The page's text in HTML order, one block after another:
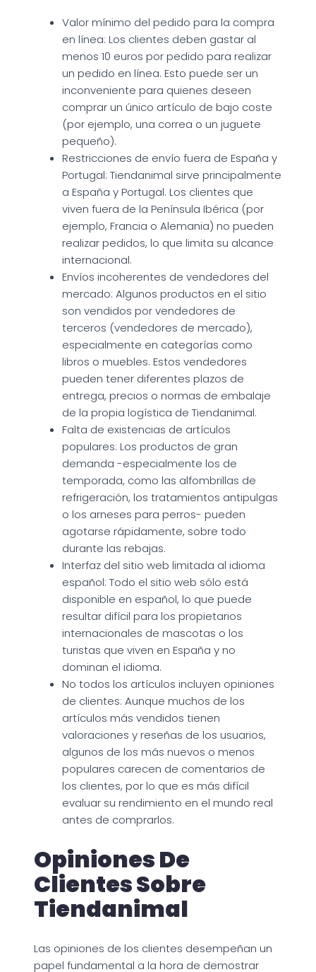
Valor mínimo del pedido para la compra
en línea: Los clientes deben gastar al
menos 10 euros por pedido para realizar
un pedido en línea. Esto puede ser un
inconveniente para quienes deseen
comprar un único artículo de bajo coste
(por ejemplo, una correa o un juguete
pequeño).
Restricciones de envío fuera de España y
Portugal: Tiendanimal sirve principalmente
a España y Portugal. Los clientes que
viven fuera de la Península Ibérica (por
ejemplo, Francia o Alemania) no pueden
realizar pedidos, lo que limita su alcance
internacional.
Envíos incoherentes de vendedores del
mercado: Algunos productos en el sitio
son vendidos por vendedores de
terceros (vendedores de mercado),
especialmente en categorías como
libros o muebles. Estos vendedores
pueden tener diferentes plazos de
entrega, precios o normas de embalaje
de la propia logística de Tiendanimal.
Falta de existencias de artículos
populares: Los productos de gran
demanda -especialmente los de
temporada, como las alfombrillas de
refrigeración, los tratamientos antipulgas
o los arneses para perros- pueden
agotarse rápidamente, sobre todo
durante las rebajas.
Interfaz del sitio web limitada al idioma
español: Todo el sitio web sólo está
disponible en español, lo que puede
resultar difícil para los propietarios
internacionales de mascotas o los
turistas que viven en España y no
dominan el idioma.
No todos los artículos incluyen opiniones
de clientes: Aunque muchos de los
artículos más vendidos tienen
valoraciones y reseñas de los usuarios,
algunos de los más nuevos o menos
populares carecen de comentarios de
los clientes, por lo que es más difícil
evaluar su rendimiento en el mundo real
antes de comprarlos.
Opiniones De
Clientes Sobre
Tiendanimal
Las opiniones de los clientes desempeñan un
papel fundamental a la hora de demostrar